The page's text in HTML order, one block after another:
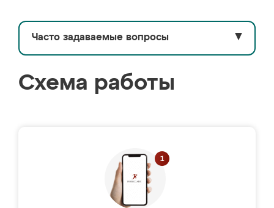
Часто задаваемые вопросы ▼
Схема работы